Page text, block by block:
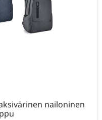
nailoninen